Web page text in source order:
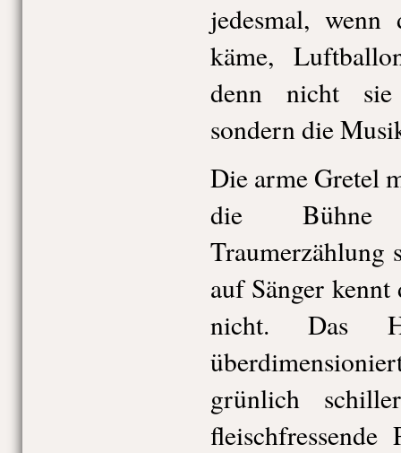
jedesmal,
käme,
denn nicht
sondern die
Die arme Gretel
die Bühne
Traumerzählung
auf Sänger kennt
nicht. Das
grünlich